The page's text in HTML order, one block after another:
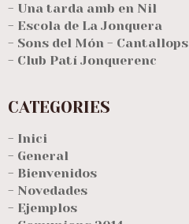
- Una tarda amb en Nil
- Escola de La Jonquera
- Sons del Món - Cantallops
- Club Patí Jonquerenc
CATEGORIES
- Inici
- General
- Bienvenidos
- Novedades
- Ejemplos